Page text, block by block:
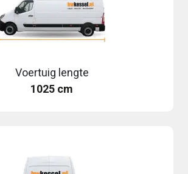
Voertuig lengte
1025 cm